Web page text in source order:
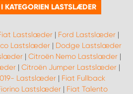
KATEGORIEN LASTSLÆDER
Lastslæder| Ford Lastslæder|
Lastslæder | Dodge Lastslæder
| Citroën Nemo Lastslæder |
| Citroën Jumper Lastslæder |
Lastslæder | Fiat Fullback
Lastslæder| Fiat Talento